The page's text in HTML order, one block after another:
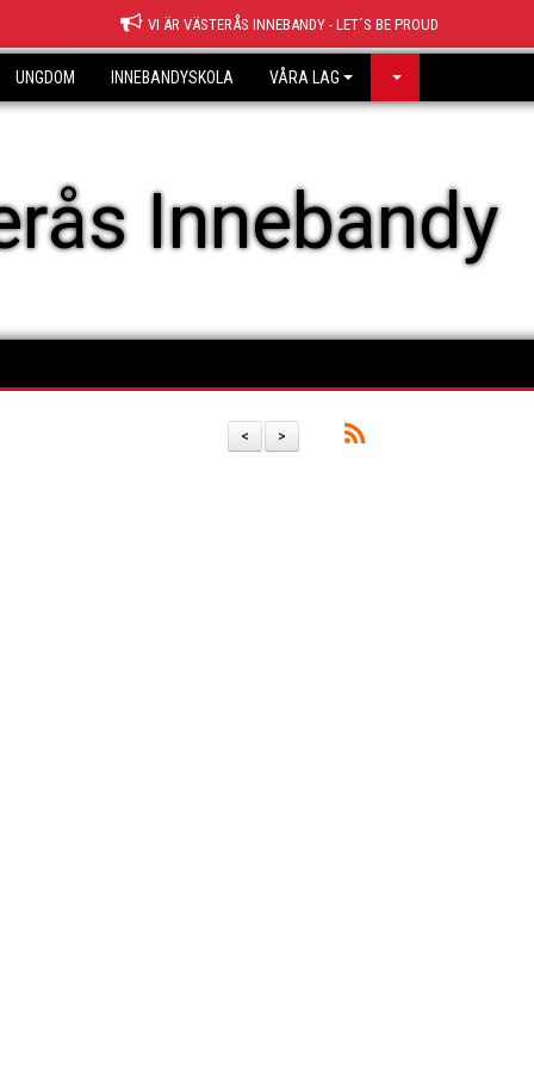
VI ÄR VÄSTERÅS INNEBANDY - LET´S BE PROUD
UNGDOM INNEBANDYSKOLA VÅRA LAG
Innebandy
>
<